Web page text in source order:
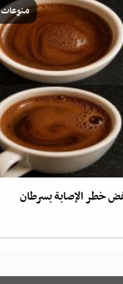
منوعات
خطر الإصابة بسرطان